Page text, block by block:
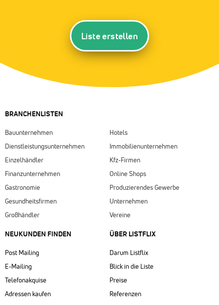
Liste erstellen
BRANCHENLISTEN
Bauunternehmen
Dienstleistungsunternehmen
Einzelhändler
Finanzunternehmen
Gastronomie
Gesundheitsfirmen
Großhändler
Hotels
Immobilienunternehmen
Kfz-Firmen
Online Shops
Produzierendes Gewerbe
Unternehmen
Vereine
NEUKUNDEN FINDEN
Post Mailing
E-Mailing
Telefonakquise
Adressen kaufen
ÜBER LISTFLIX​
Darum Listflix
Blick in die Liste
Preise
Referenzen